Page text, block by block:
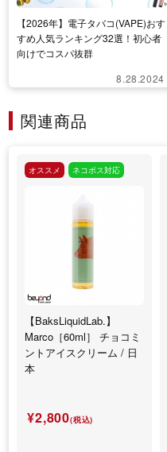
【2026年】電子タバコ(VAPE)おす
すめ人気ランキング32選！初心者
向けでコスパ抜群
8.28.2024
関連商品
オススメ ネコポス対応
【BaksLiquidLab.】
Marco［60ml］ チョコミ
ントアイスクリーム / 日
本
¥2,800(税込)